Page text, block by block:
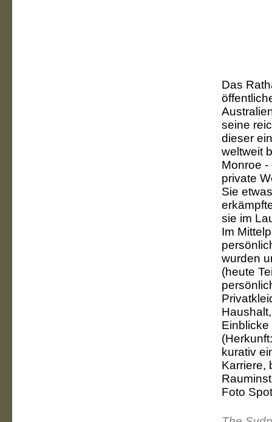
Das
seine
dieser
weltweit
Monroe
private
Sie
sie im
Im
wurden
(heute
kurativ
Karriere,
Foto